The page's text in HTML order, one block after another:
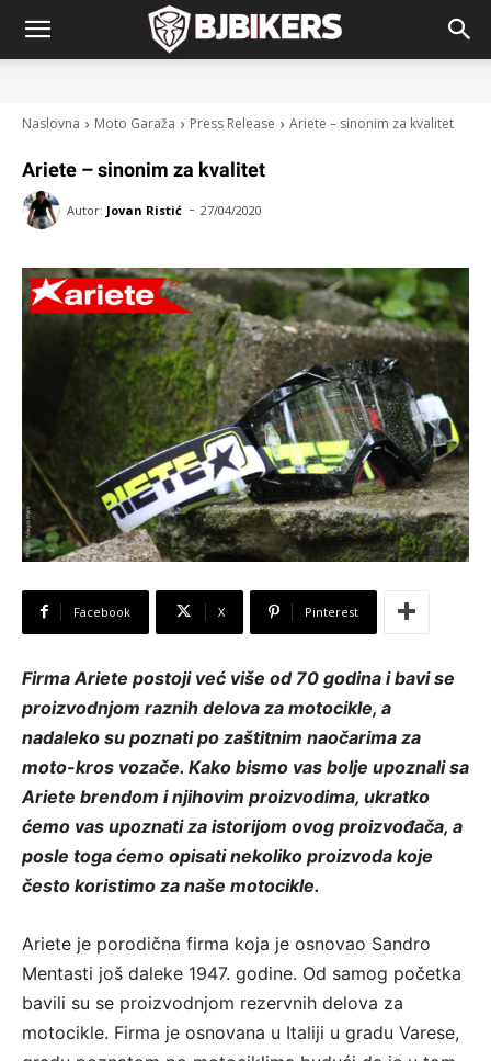
Naslovna Moto Garaža Press Release Ariete – sinonim za kvalitet
Ariete – sinonim za kvalitet
Autor: Jovan Ristić - 27/04/2020
Facebook X Pinterest
Firma Ariete postoji već više od 70 godina i bavi se
proizvodnjom raznih delova za motocikle, a
nadaleko su poznati po zaštitnim naočarima za
moto-kros vozače. Kako bismo vas bolje upoznali sa
Ariete brendom i njihovim proizvodima, ukratko
ćemo vas upoznati za istorijom ovog proizvođača, a
posle toga ćemo opisati nekoliko proizvoda koje
često koristimo za naše motocikle.
Ariete je porodična firma koja je osnovao Sandro
Mentasti još daleke 1947. godine. Od samog početka
bavili su se proizvodnjom rezervnih delova za
motocikle. Firma je osnovana u Italiji u gradu Varese,